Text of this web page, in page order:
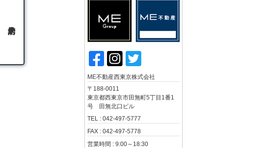
ME不動産西東京株式会社
〒188-0011
東京都西東京市田無町5丁目1番1
号 田無北口ビル
TEL : 042-497-5777
FAX : 042-497-5778
営業時間 : 9:00～18:30